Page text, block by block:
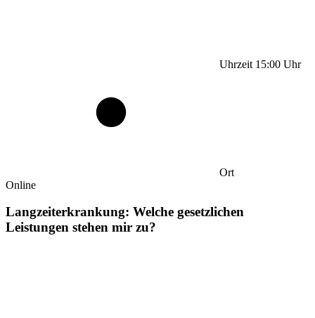
Uhrzeit 15:00 Uhr
Ort
Online
Langzeiterkrankung: Welche gesetzlichen
Leistungen stehen mir zu?